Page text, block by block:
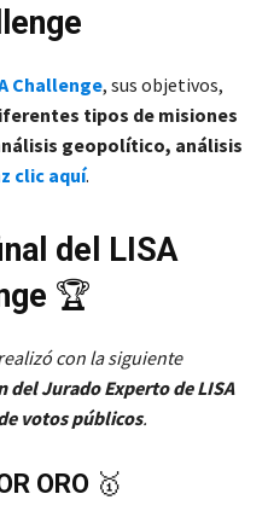
Challenge, sus objetivos,
tipos de misiones
geopolítico, análisis
clic aquí.
del LISA
🏆
con la siguiente
del Jurado Experto de LISA
votos públicos.
ORO 🥇